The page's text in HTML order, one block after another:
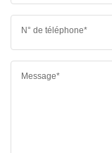
N° de téléphone*
Message*